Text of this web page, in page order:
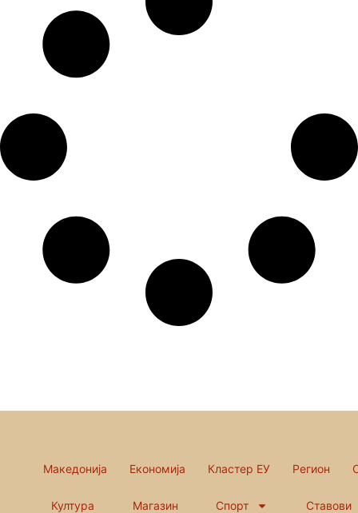
Македонија Економија Кластер ЕУ Регион
Култура Магазин Спорт Ставови